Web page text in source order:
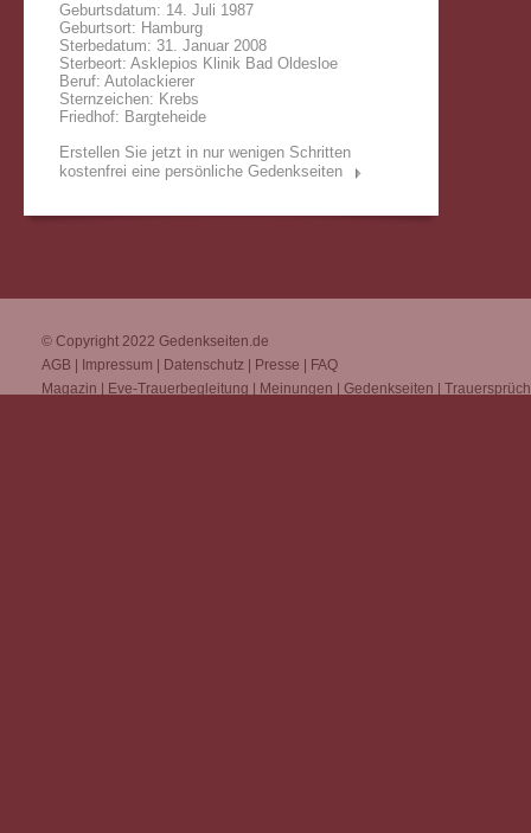
Geburtsdatum: 14. Juli 1987
Geburtsort: Hamburg
Sterbedatum: 31. Januar 2008
Sterbeort: Asklepios Klinik Bad Oldesloe
Beruf: Autolackierer
Sternzeichen: Krebs
Friedhof: Bargteheide
Erstellen Sie jetzt in nur wenigen Schritten
kostenfrei eine persönliche Gedenkseiten
© Copyright 2022 Gedenkseiten.de
AGB
Impressum Datenschutz Presse
FAQ
Magazin
Eve-Trauerbegleitung Meinungen Gedenkseiten